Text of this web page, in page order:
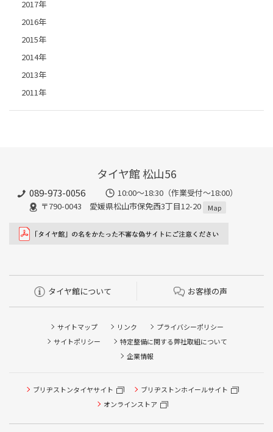
2017年
2016年
2015年
2014年
2013年
2011年
タイヤ館 松山56
089-973-0056
10:00～18:30（作業受付～18:00）
〒790-0043 愛媛県松山市保免西3丁目12-20
Map
タイヤ館について お客様の声
サイトマップ リンク
プライバシーポリシー
サイトポリシー
特定整備に関する弊社取組について
企業情報
ブリヂストンタイヤサイト
ブリヂストンホイールサイト
オンラインストア
タイヤ点検・安全点検/タイヤ履き替え/オイル交換/その他
ピット作業の予約